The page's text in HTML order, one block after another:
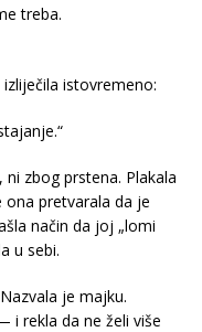
treba.
istovremeno:
zbog prstena. Plakala
pretvarala da je
način da joj „lomi
u sebi.
je majku.
i rekla da ne želi više